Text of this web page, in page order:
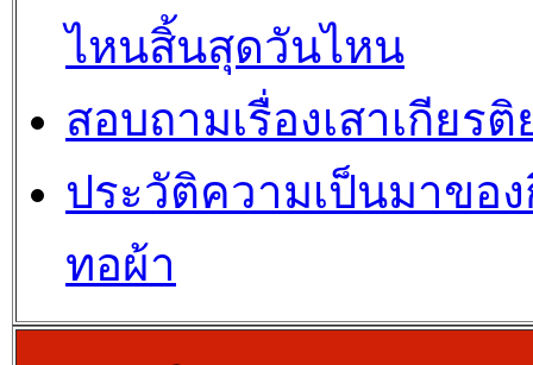
ไหนสิ้นสุดวันไหน
สอบถามเรื่องเสาเกียรติ
ประวัติความเป็นมาขอ
ทอผ้า